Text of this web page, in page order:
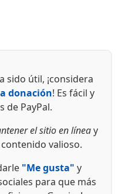
sido útil, ¡considera
donación! Es fácil y
de PayPal.
el sitio en líneay
valioso.
"Me gusta" y
para que más